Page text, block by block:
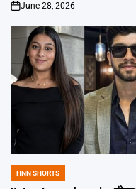
on
June 28, 2026
POSTED
HNN SHORTS